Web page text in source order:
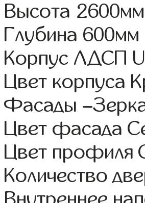
Высота 2600мм
Глубина 600мм
Корпус ЛДСП
Цвет корпуса
Фасады
Цвет фасада
Цвет профиля
Количество